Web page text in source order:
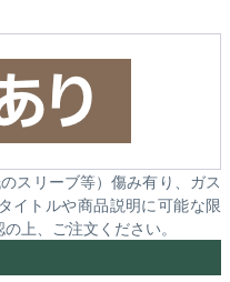
スリーブ等）傷み有り、ガス
イトルや商品説明に可能な限
上、ご注文ください。